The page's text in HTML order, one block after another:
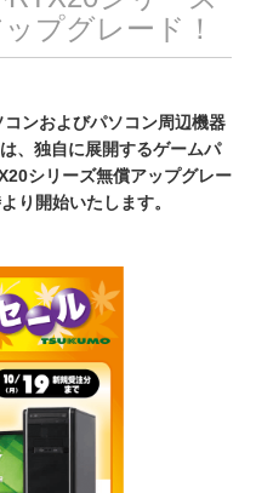
プグレード！
ンおよびパソコン周辺機器
、独自に展開するゲームパ
シリーズ無償アップグレー
り開始いたします。